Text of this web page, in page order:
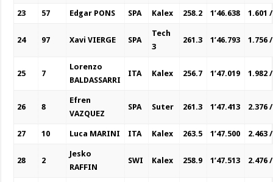
23 57 Edgar PONS SPA Kalex 258.2 1’46.638 1.601
24 97 Xavi VIERGE SPA
Tech
3
261.3 1’46.793 1.756
25 7
Lorenzo
BALDASSARRI
ITA Kalex 256.7 1’47.019 1.982
26 8
Efren
VAZQUEZ
SPA Suter 261.3 1’47.413 2.376
27 10 Luca MARINI ITA Kalex 263.5 1’47.500 2.463
28 2
Jesko
RAFFIN
SWI Kalex 258.9 1’47.513 2.476